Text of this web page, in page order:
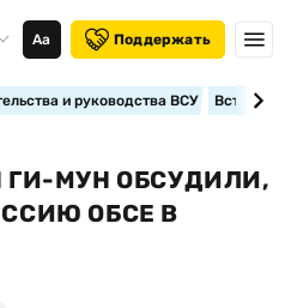
Аа Поддержать
и руководства ВСУ
ГИ-МУН ОБСУДИЛИ,
ОБСЕ В